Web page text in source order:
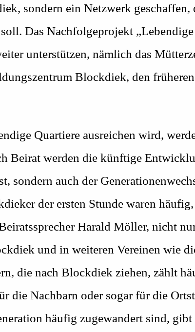
sondern ein Netzwerk geschaffen,
Das Nachfolgeprojekt
unterstützen, nämlich das
Blockdiek, den
Quartiere ausreichen wird,
Beirat werden die künftige
sondern auch der
der ersten Stunde waren
Harald Möller, nicht
und in weiteren Vereinen wie
die nach Blockdiek ziehen, zählt
die Nachbarn oder sogar für die
häufig zugewandert sind,